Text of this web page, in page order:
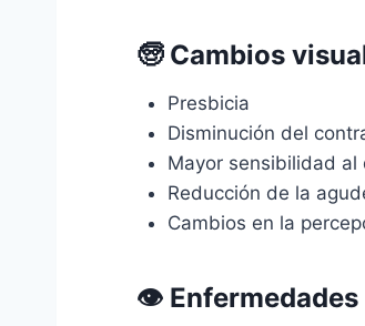
🧓 Cambios
Presbicia
Disminución del
Mayor sensibilidad
Reducción de la
Cambios en la
👁️ Enfermedades